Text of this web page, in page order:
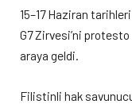
15–17 Haziran
G7 Zirvesi’ni
araya geldi.
Filistinli hak